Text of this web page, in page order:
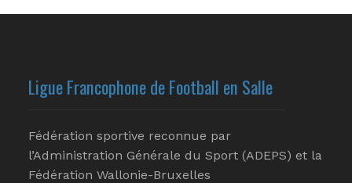
Ligue Francophone de Football en Salle
Fédération sportive reconnue par
l’Administration Générale du Sport (ADEPS) et la
Fédération Wallonie-Bruxelles